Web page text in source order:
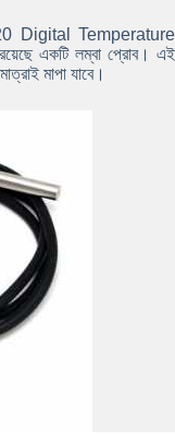
Digital Temperature
একটি লম্বা প্রোব। এই
মাপা যাবে।